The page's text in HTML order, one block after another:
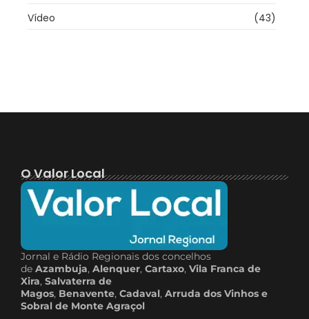
Vídeo
(43)
O Valor Local
Jornal e Rádio Regionais dos concelhos
de Azambuja, Alenquer, Cartaxo, Vila Franca de
Xira, Salvaterra de
Magos, Benavente, Cadaval, Arruda dos Vinhos e
Sobral de Monte Agraçol